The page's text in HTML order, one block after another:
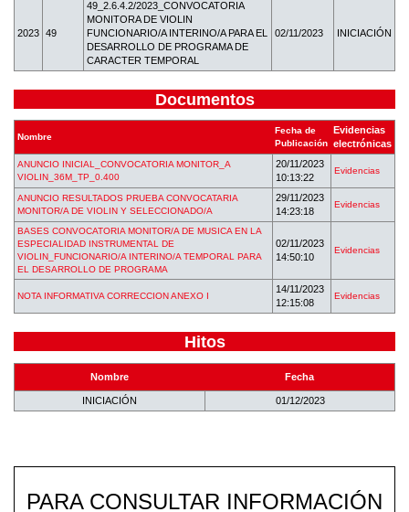
2023 49
49_2.6.4.2/2023_CONVOCATORIA
MONITORA DE VIOLIN
FUNCIONARIO/A INTERINO/A PARA EL
DESARROLLO DE PROGRAMA DE
CARACTER TEMPORAL
02/11/2023 INICIACIÓN
Documentos
Nombre
Fecha de
Publicación
Evidencias
electrónicas
ANUNCIO INICIAL_CONVOCATORIA MONITOR_A
VIOLIN_36M_TP_0.400
20/11/2023
10:13:22
Evidencias
ANUNCIO RESULTADOS PRUEBA CONVOCATARIA
MONITOR/A DE VIOLIN Y SELECCIONADO/A
29/11/2023
14:23:18
Evidencias
BASES CONVOCATORIA MONITOR/A DE MUSICA EN LA
ESPECIALIDAD INSTRUMENTAL DE
VIOLIN_FUNCIONARIO/A INTERINO/A TEMPORAL PARA
EL DESARROLLO DE PROGRAMA
02/11/2023
14:50:10
Evidencias
NOTA INFORMATIVA CORRECCION ANEXO I
14/11/2023
12:15:08
Evidencias
Hitos
Nombre Fecha
INICIACIÓN 01/12/2023
PARA CONSULTAR INFORMACIÓN